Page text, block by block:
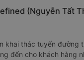
(Nguyễn Tất
khai thác tuyến
đến cho khách hàng